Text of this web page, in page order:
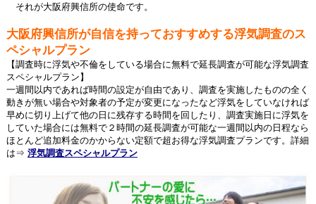
それが大阪府興信所の使命です。
大阪府興信所が自信を持っておすすめする浮気調査のス
ペシャルプラン
【調査時に浮気や不倫をしている場合に無料で延長調査が可能な浮気調査
スペシャルプラン】
一週間以内であれば時間の設定が自由であり、調査を実施したものの全く
動きが無い場合や対象者の予定が変更になったなど浮気をしていなければ
早めに切り上げて他の日に残存する時間を回したり、調査実施日に浮気を
していた場合には無料で２時間の延長調査が可能な一週間以内の日程なら
ほとんど追加料金のかからない定額で超お得な浮気調査プランです。詳細
は⇒ 浮気調査スペシャルプラン